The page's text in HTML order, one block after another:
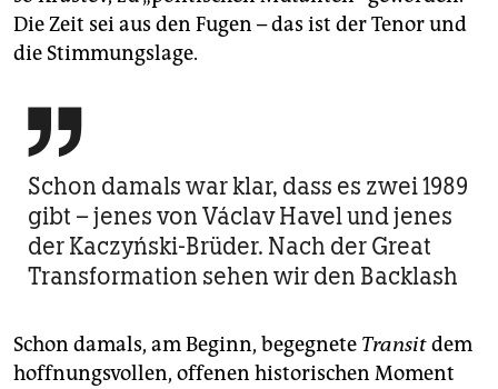
Die Zeit sei aus den Fugen – das ist der Tenor und
die Stimmungslage.

Schon damals war klar, dass es zwei 1989
gibt – jenes von Václav Havel und jenes
der Kaczyński-Brüder. Nach der Great
Transformation sehen wir den Backlash
Schon damals, am Beginn, begegnete Transitdem
hoffnungsvollen, offenen historischen Moment